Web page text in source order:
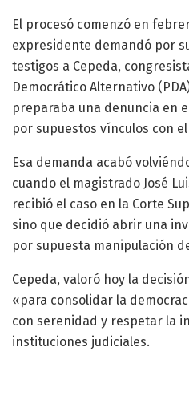
El procesó comenzó en
expresidente demandó por
testigos a Cepeda,
Democrático Alternativo
preparaba una denuncia en
por supuestos vínculos con
Esa demanda acabó
cuando el magistrado José
recibió el caso en la Corte
sino que decidió abrir una
por supuesta manipulación
Cepeda, valoró hoy la
«para consolidar la
con serenidad y respetar la
instituciones judiciales.